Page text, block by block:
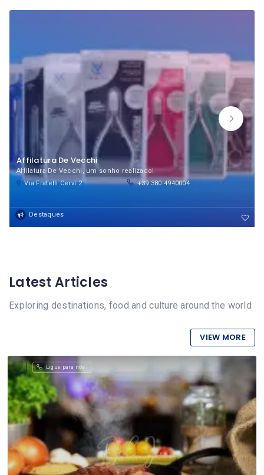
Affilatura De Vecchi
Affilatura De Vecchi, um sonho realizado!
Via Fratelli Cervi 29, 20098 San Giuliano Milanese Milan, Italy
+39 380 4940004
Destaques
Latest Articles
Exploring destinations, food and culture around the world
VIEW MORE
Ligue para nós.